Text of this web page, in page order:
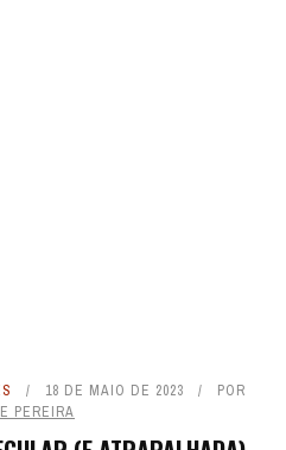
18 DE MAIO DE 2023
POR
PEREIRA